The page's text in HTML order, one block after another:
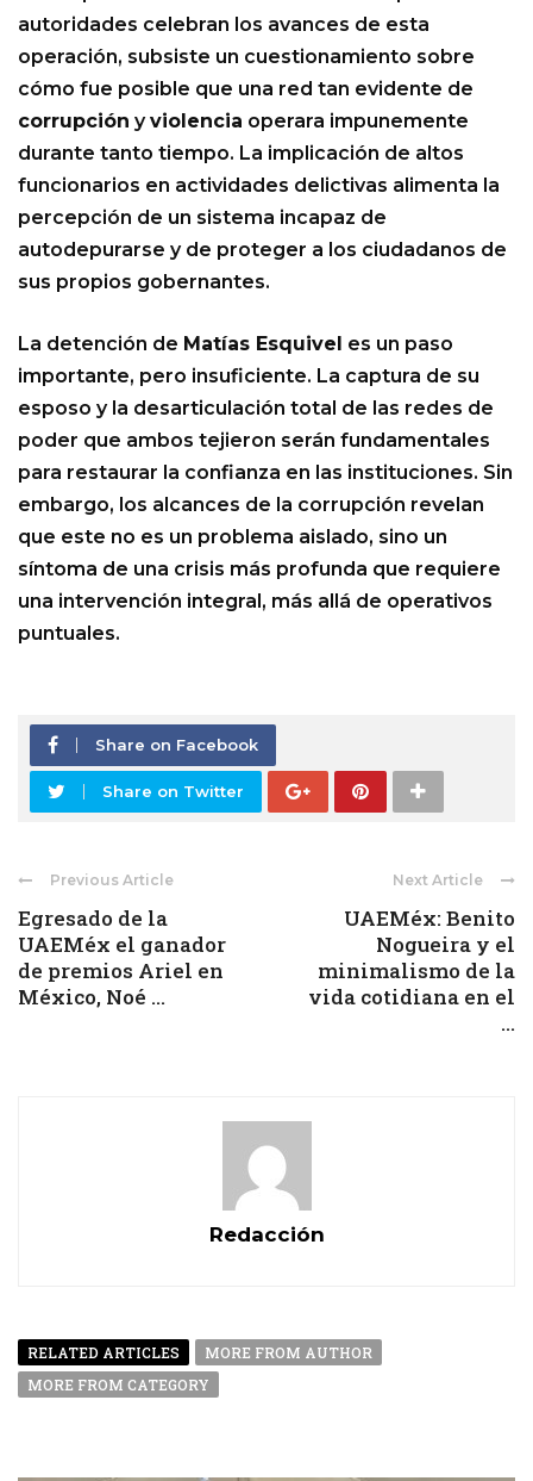
autoridades celebran los avances de esta
operación, subsiste un cuestionamiento sobre
cómo fue posible que una red tan evidente de
corrupción yviolencia operara impunemente
durante tanto tiempo. La implicación de altos
funcionarios en actividades delictivas alimenta la
percepción de un sistema incapaz de
autodepurarse y de proteger a los ciudadanos de
sus propios gobernantes.
La detención de Matías Esquivel es un paso
importante, pero insuficiente. La captura de su
esposo y la desarticulación total de las redes de
poder que ambos tejieron serán fundamentales
para restaurar la confianza en las instituciones. Sin
embargo, los alcances de la corrupción revelan
que este no es un problema aislado, sino un
síntoma de una crisis más profunda que requiere
una intervención integral, más allá de operativos
puntuales.
Share on Facebook
Share on Twitter
Previous Article
Egresado de la
UAEMéx el ganador
de premios Ariel en
México, Noé ...
Next Article
UAEMéx: Benito
Nogueira y el
minimalismo de la
vida cotidiana en el
...
Redacción
RELATED ARTICLES
MORE FROM AUTHOR
MORE FROM CATEGORY